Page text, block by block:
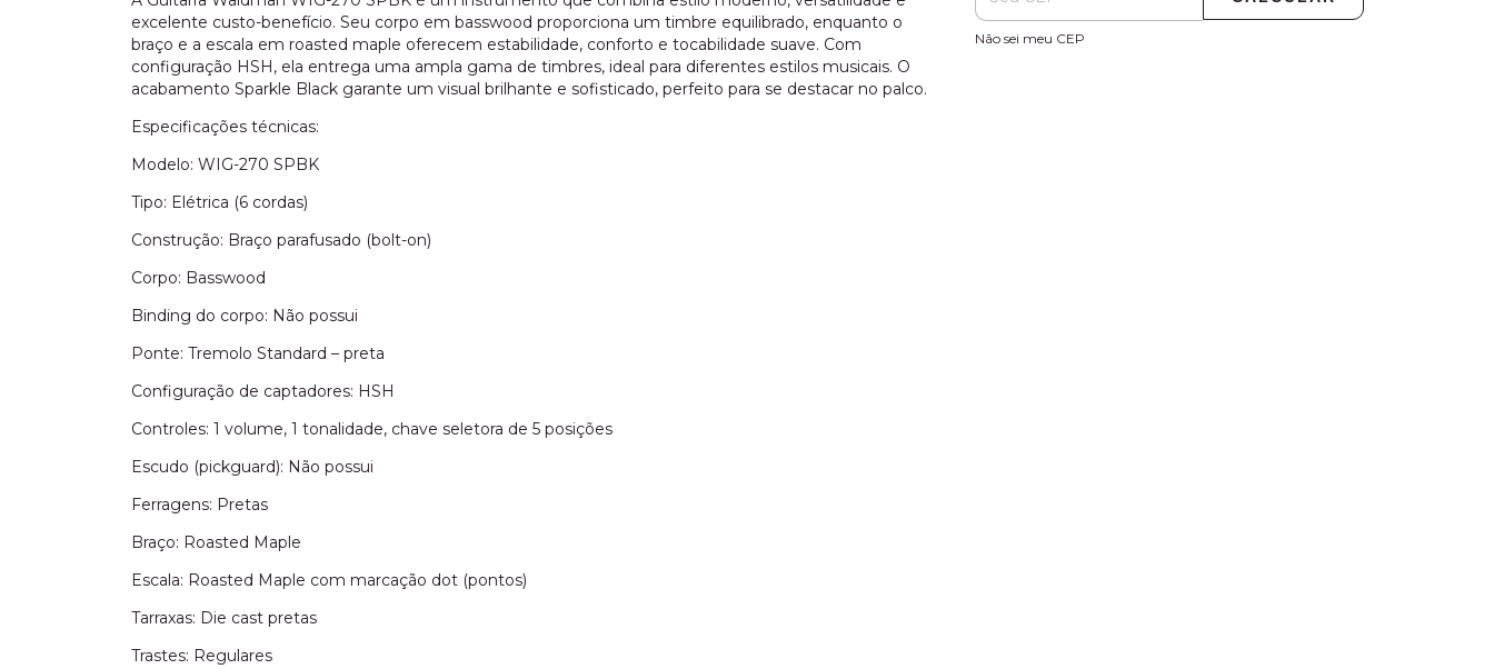
excelente custo-benefício. Seu corpo em basswood proporciona um timbre equilibrado, enquanto o
braço e a escala em roasted maple oferecem estabilidade, conforto e tocabilidade suave. Com
configuração HSH, ela entrega uma ampla gama de timbres, ideal para diferentes estilos musicais. O
acabamento Sparkle Black garante um visual brilhante e sofisticado, perfeito para se destacar no palco.
Especificações técnicas:
Modelo: WIG-270 SPBK
Tipo: Elétrica (6 cordas)
Construção: Braço parafusado (bolt-on)
Corpo: Basswood
Binding do corpo: Não possui
Ponte: Tremolo Standard – preta
Configuração de captadores: HSH
Controles: 1 volume, 1 tonalidade, chave seletora de 5 posições
Escudo (pickguard): Não possui
Ferragens: Pretas
Braço: Roasted Maple
Escala: Roasted Maple com marcação dot (pontos)
Tarraxas: Die cast pretas
Trastes: Regulares
Não sei meu CEP